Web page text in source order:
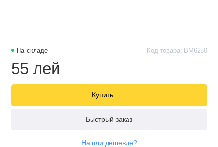
На складе Код товара: BM6250
55 лей
Купить
Быстрый заказ
Нашли дешевле?